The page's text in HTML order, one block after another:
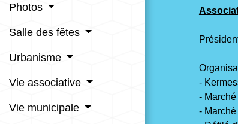
Photos
Salle des fêtes
Urbanisme
Vie associative
Vie municipale
-
-
-